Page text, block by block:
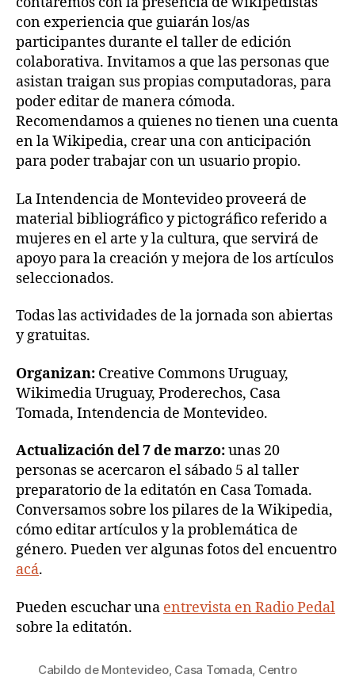
con experiencia que guiarán los/as
participantes durante el taller de edición
colaborativa. Invitamos a que las personas que
asistan traigan sus propias computadoras, para
poder editar de manera cómoda.
Recomendamos a quienes no tienen una cuenta
en la Wikipedia, crear una con anticipación
para poder trabajar con un usuario propio.
La Intendencia de Montevideo proveerá de
material bibliográfico y pictográfico referido a
mujeres en el arte y la cultura, que servirá de
apoyo para la creación y mejora de los artículos
seleccionados.
Todas las actividades de la jornada son abiertas
y gratuitas.
Organizan: Creative Commons Uruguay,
Wikimedia Uruguay, Proderechos, Casa
Tomada, Intendencia de Montevideo.
Actualización del 7 de marzo:unas 20
personas se acercaron el sábado 5 al taller
preparatorio de la editatón en Casa Tomada.
Conversamos sobre los pilares de la Wikipedia,
cómo editar artículos y la problemática de
género. Pueden ver algunas fotos del encuentro
acá.
Pueden escuchar una entrevista en Radio Pedal
sobre la editatón.
Cabildo de Montevideo, Casa Tomada, Centro